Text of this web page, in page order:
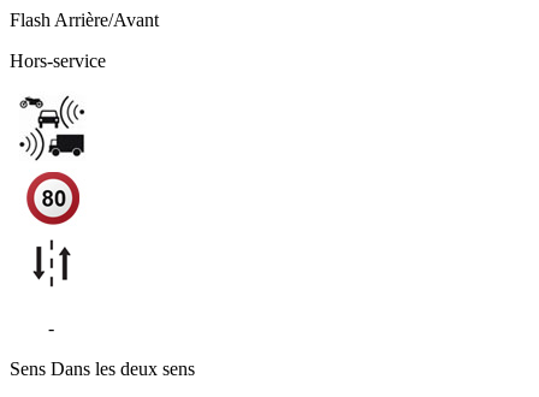
Flash Arrière/Avant
Hors-service
-
Sens Dans les deux sens